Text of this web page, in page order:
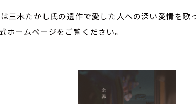
は三木たかし氏の遺作で愛した人への深い愛情を歌
ホームページをご覧ください。